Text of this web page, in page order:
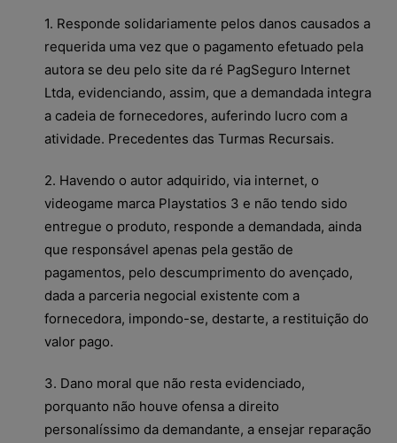
1. Responde solidariamente pelos danos causados a
requerida uma vez que o pagamento efetuado pela
autora se deu pelo site da ré PagSeguro Internet
Ltda, evidenciando, assim, que a demandada integra
a cadeia de fornecedores, auferindo lucro com a
atividade. Precedentes das Turmas Recursais.
2. Havendo o autor adquirido, via internet, o
videogame marca Playstatios 3 e não tendo sido
entregue o produto, responde a demandada, ainda
que responsável apenas pela gestão de
pagamentos, pelo descumprimento do avençado,
dada a parceria negocial existente com a
fornecedora, impondo-se, destarte, a restituição do
valor pago.
3. Dano moral que não resta evidenciado,
porquanto não houve ofensa a direito
personalíssimo da demandante, a ensejar reparação